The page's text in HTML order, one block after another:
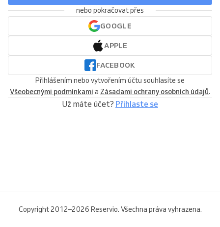
nebo pokračovat přes
GOOGLE
APPLE
FACEBOOK
Přihlášením nebo vytvořením účtu souhlasíte se
Všeobecnými podmínkami a Zásadami ochrany osobních údajů.
Už máte účet? Přihlaste se
Copyright 2012–2026 Reservio. Všechna práva vyhrazena.